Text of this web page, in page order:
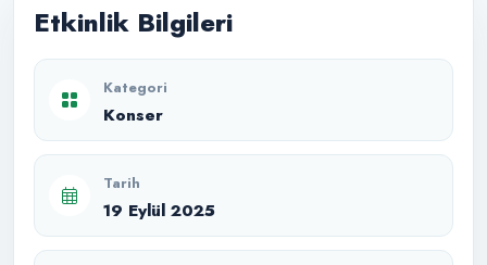
Etkinlik Bilgileri
Kategori
Konser
Tarih
19 Eylül 2025